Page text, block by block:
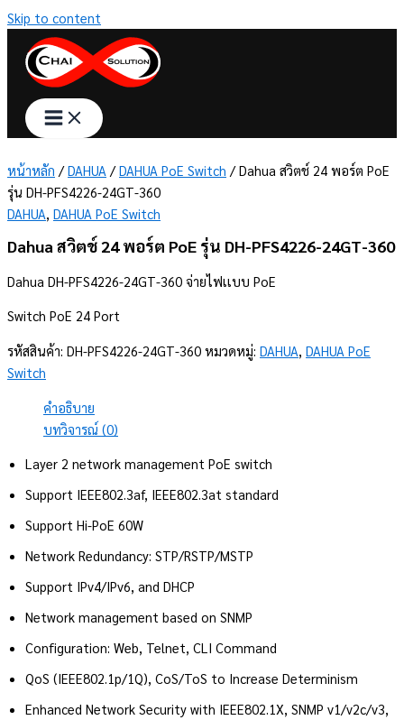
Skip to content
หน้าหลัก /DAHUA /DAHUA PoE Switch / Dahua สวิตช์ 24 พอร์ต PoE
รุ่น DH-PFS4226-24GT-360
DAHUA, DAHUA PoE Switch
Dahua สวิตช์ 24 พอร์ต PoE รุ่น DH-PFS4226-24GT-360
Dahua DH-PFS4226-24GT-360 จ่ายไฟเเบบ PoE
Switch PoE 24 Port
รหัสสินค้า: DH-PFS4226-24GT-360 หมวดหมู่: DAHUA, DAHUA PoE
Switch
คำอธิบาย
บทวิจารณ์ (0)
Layer 2 network management PoE switch
Support IEEE802.3af, IEEE802.3at standard
Support Hi-PoE 60W
Network Redundancy: STP/RSTP/MSTP
Support IPv4/IPv6, and DHCP
Network management based on SNMP
Configuration: Web, Telnet, CLI Command
QoS (IEEE802.1p/1Q), CoS/ToS to Increase Determinism
Enhanced Network Security with IEEE802.1X, SNMP v1/v2c/v3,